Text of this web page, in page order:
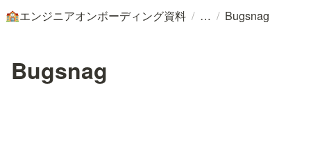
🏫エンジニアオンボーディング資料 / / Bugsnag
Bugsnag